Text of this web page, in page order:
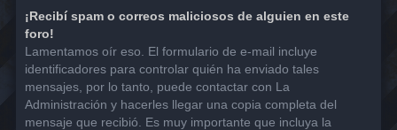
¡Recibí spam o correos maliciosos de alguien en este
foro!
Lamentamos oír eso. El formulario de e-mail incluye
identificadores para controlar quién ha enviado tales
mensajes, por lo tanto, puede contactar con La
Administración y hacerles llegar una copia completa del
mensaje que recibió. Es muy importante que incluya la